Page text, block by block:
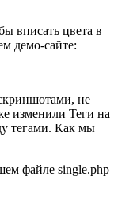
вписать цвета в
демо-сайте:
не
изменили Теги на
тегами. Как мы
файле single.php